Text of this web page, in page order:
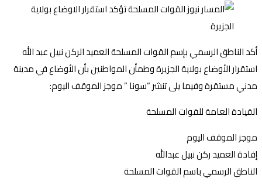
أكد الناطق الرسمي بإسم القوات المسلحة العميد الركن نبيل عبد الله
استقرار الأوضاع بولاية الجزيرة وطمأن المواطنين بأن الأوضاع في مدينة
مدني مستقرة وفيما يلى تنشر “سونا ” موجز الموقف اليوم:
القيادة العامة للقوات المسلحة
موجز الموقف اليوم
إفادة العميد ركن نبيل عبدالله
الناطق الرسمي باسم القوات المسلحة